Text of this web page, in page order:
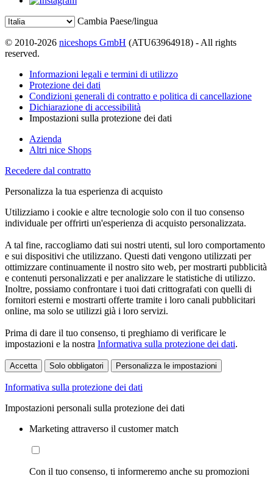
Cambia Paese/lingua
© 2010-2026 niceshops GmbH (ATU63964918) - All rights
reserved.
Informazioni legali e termini di utilizzo
Protezione dei dati
Condizioni generali di contratto e politica di cancellazione
Dichiarazione di accessibilità
Impostazioni sulla protezione dei dati
Azienda
Altri nice Shops
Recedere dal contratto
Personalizza la tua esperienza di acquisto
Utilizziamo i cookie e altre tecnologie solo con il tuo consenso
individuale per offrirti un'esperienza di acquisto personalizzata.
A tal fine, raccogliamo dati sui nostri utenti, sul loro comportamento
e sui dispositivi che utilizzano. Questi dati vengono utilizzati per
ottimizzare continuamente il nostro sito web, per mostrarti pubblicità
e contenuti personalizzati e per analizzare le statistiche di utilizzo.
Inoltre, possiamo confrontare i tuoi dati crittografati con quelli di
fornitori esterni e mostrarti offerte tramite i loro canali pubblicitari
online, ma solo se utilizzi già i loro servizi.
Prima di dare il tuo consenso, ti preghiamo di verificare le
impostazioni e la nostra Informativa sulla protezione dei dati.
Accetta Solo obbligatori Personalizza le impostazioni
Informativa sulla protezione dei dati
Impostazioni personali sulla protezione dei dati
Marketing attraverso il customer match
Con il tuo consenso, ti informeremo anche su promozioni